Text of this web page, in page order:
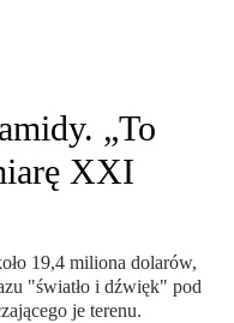
„To
XXI
19,4 miliona dolarów,
"światło i dźwięk" pod
je terenu.